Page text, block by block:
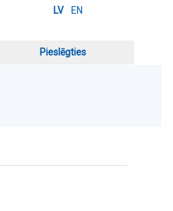
LV EN
Pieslēgties